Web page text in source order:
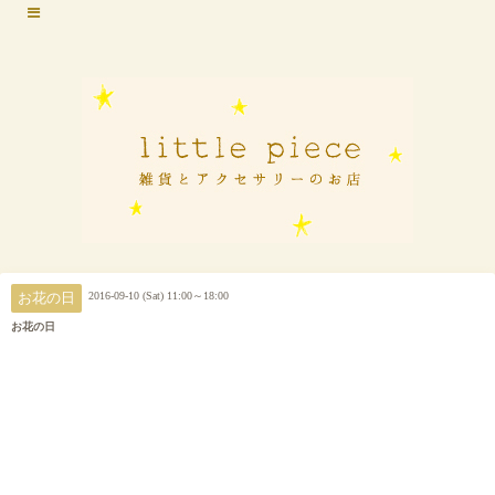
お花の日 2016-09-10 (Sat) 11:00～18:00
お花の日